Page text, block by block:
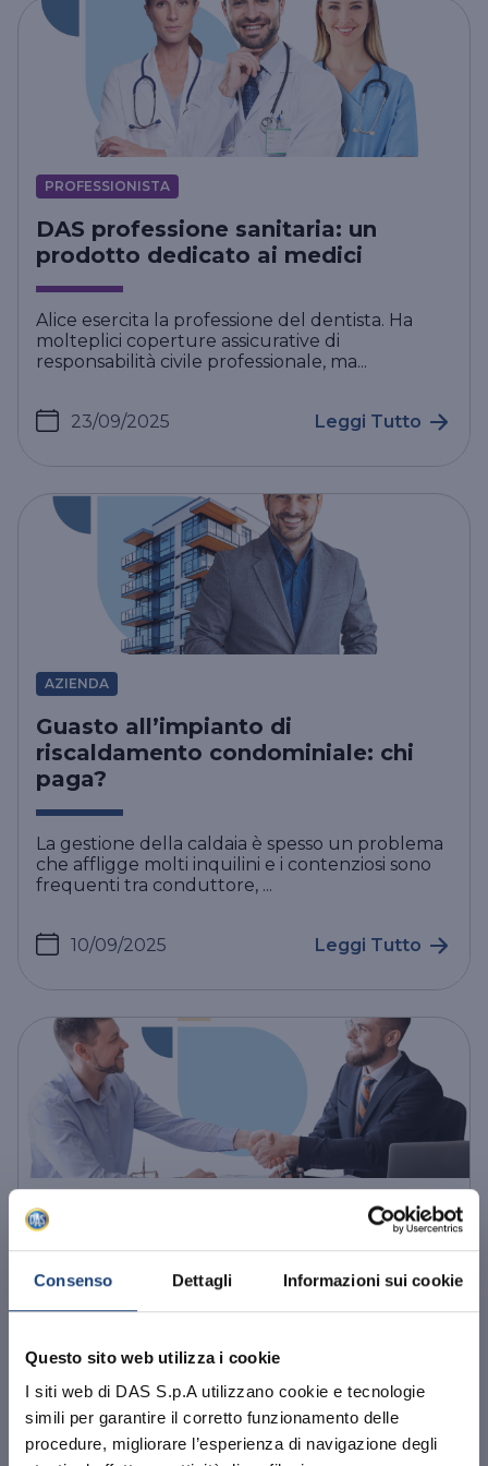
Consenso Dettagli Informazioni sui cookie
Questo sito web utilizza i cookie
I siti web di DAS S.p.A utilizzano cookie e tecnologie
simili per garantire il corretto funzionamento delle
procedure, migliorare l’esperienza di navigazione degli
PROFESSIONISTA
DAS professione sanitaria: un
prodotto dedicato ai medici
Alice esercita la professione del dentista. Ha
molteplici coperture assicurative di
responsabilità civile professionale, ma...
23/09/2025 Leggi Tutto
AZIENDA
Guasto all’impianto di
riscaldamento condominiale: chi
paga?
La gestione della caldaia è spesso un problema
che affligge molti inquilini e i contenziosi sono
frequenti tra conduttore, ...
10/09/2025 Leggi Tutto
Infortunio nell’area comune del
condominio: di chi è la colpa?
vecchia costruzione, alcuni spazi comuni si
trovino in cattive condizioni strutt...
10/09/2025 Leggi Tutto